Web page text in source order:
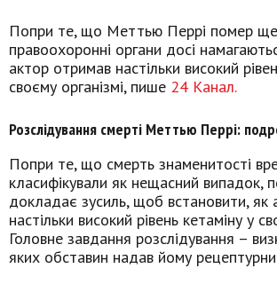
Попри те, що Меттью Перрі помер
правоохоронні органи досі
актор отримав настільки високий
своєму організмі, пише 24 Канал.
Розслідування смерті Меттью Перрі:
Попри те, що смерть знаменитості
класифікували як нещасний випадок,
докладає зусиль, щоб встановити, як
настільки високий рівень кетаміну у
Головне завдання розслідування –
яких обставин надав йому